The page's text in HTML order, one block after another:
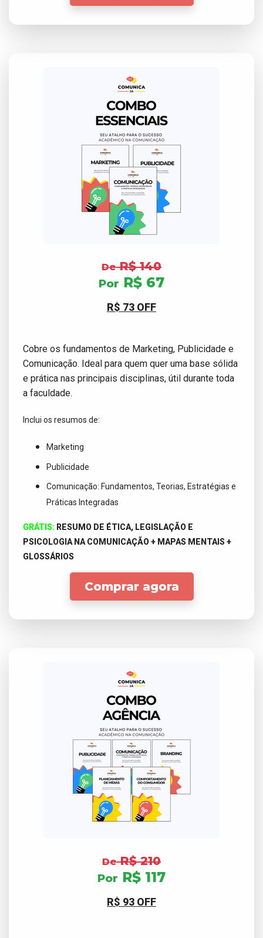
DeR$ 140
Por R$ 67
R$ 73 OFF
Cobre os fundamentos de Marketing, Publicidade e
Comunicação. Ideal para quem quer uma base sólida
e prática nas principais disciplinas, útil durante toda
a faculdade.
Inclui os resumos de:
Marketing
Publicidade
Comunicação: Fundamentos, Teorias, Estratégias e
Práticas Integradas
GRÁTIS: RESUMO DE ÉTICA, LEGISLAÇÃO E
PSICOLOGIA NA COMUNICAÇÃO + MAPAS MENTAIS +
GLOSSÁRIOS
Comprar agora
DeR$ 210
Por R$ 117
R$ 93 OFF